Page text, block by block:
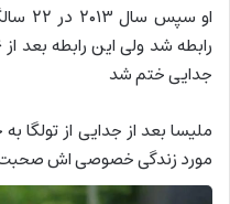
او
جدایی ختم شد
ملیسا بعد از جدایی از تولگا
مورد زندگی خصوصی اش